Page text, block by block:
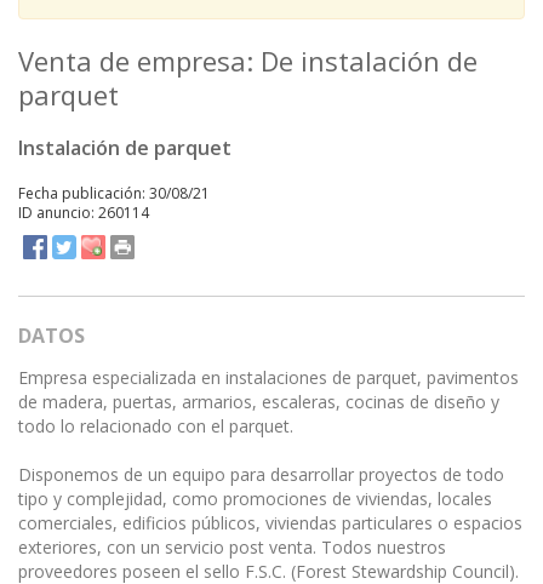
Venta de empresa: De instalación de
parquet
Instalación de parquet
Fecha publicación: 30/08/21
ID anuncio: 260114
DATOS
Empresa especializada en instalaciones de parquet, pavimentos
de madera, puertas, armarios, escaleras, cocinas de diseño y
todo lo relacionado con el parquet.
Disponemos de un equipo para desarrollar proyectos de todo
tipo y complejidad, como promociones de viviendas, locales
comerciales, edificios públicos, viviendas particulares o espacios
exteriores, con un servicio post venta. Todos nuestros
proveedores poseen el sello F.S.C. (Forest Stewardship Council).